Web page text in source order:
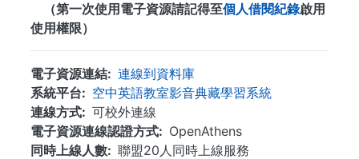
（第一次使用電子資源請記得至個人借閱紀錄啟用
使用權限）
電子資源連結
連線到資料庫
系統平台
空中英語教室影音典藏學習系統
連線方式
可校外連線
電子資源連線認證方式
OpenAthens
同時上線人數
聯盟20人同時上線服務